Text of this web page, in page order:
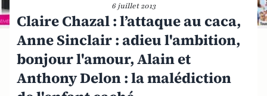
6 juillet 2013
Claire Chazal : l’attaque au caca,
Anne Sinclair : adieu l'ambition,
bonjour l'amour, Alain et
Anthony Delon : la malédiction